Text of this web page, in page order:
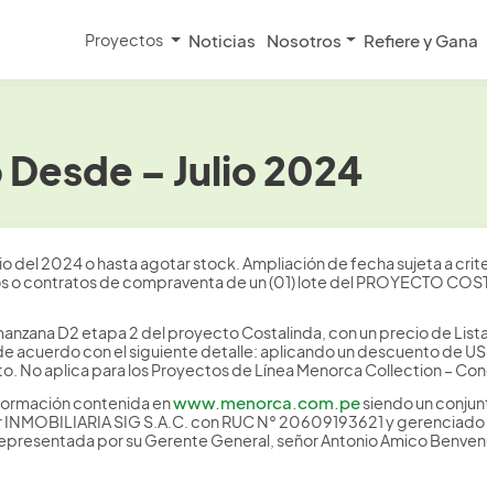
Proyectos Noticias Nosotros Refiere y Gana
– Julio 2024
del 2024 o hasta agotar stock. Ampliación de fecha sujeta a
contratos de compraventa de un (01) lote del PROYECTO
D2 etapa 2 del proyecto Costalinda, con un precio de
con el siguiente detalle: aplicando un descuento de
aplica para los Proyectos de Línea Menorca Collection –
contenida enwww.menorca.com.pesiendo un
SIG S.A.C. con RUC N° 20609193621 y
por su Gerente General, señor Antonio Amico